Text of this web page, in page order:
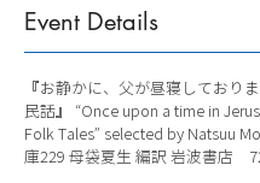
Event Details
『お静かに、父が昼寝しており
民話』 “Once upon a time in
Folk Tales” selected by Natsuu
庫229 母袋夏生 編訳 岩波書店